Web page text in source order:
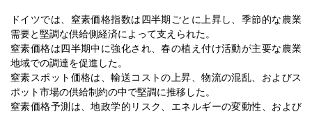
ドイツでは、窒素価格指数は四半期ごとに上昇し、季節的な農業
需要と堅調な供給側経済によって支えられた。
窒素価格は四半期中に強化され、春の植え付け活動が主要な農業
地域での調達を促進した。
窒素スポット価格は、輸送コストの上昇、物流の混乱、およびス
ポット市場の供給制約の中で堅調に推移した。
窒素価格予測は、地政学的リスク、エネルギーの変動性、および